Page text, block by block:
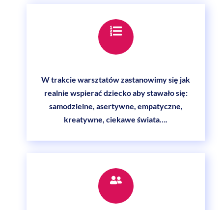
Icon
label
W trakcie warsztatów zastanowimy się jak
realnie wspierać dziecko aby stawało się:
samodzielne, asertywne, empatyczne,
kreatywne, ciekawe świata….
Icon
label